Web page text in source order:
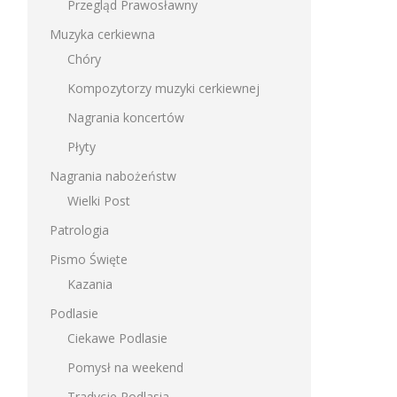
Przegląd Prawosławny
Muzyka cerkiewna
Chóry
Kompozytorzy muzyki cerkiewnej
Nagrania koncertów
Płyty
Nagrania nabożeństw
Wielki Post
Patrologia
Pismo Święte
Kazania
Podlasie
Ciekawe Podlasie
Pomysł na weekend